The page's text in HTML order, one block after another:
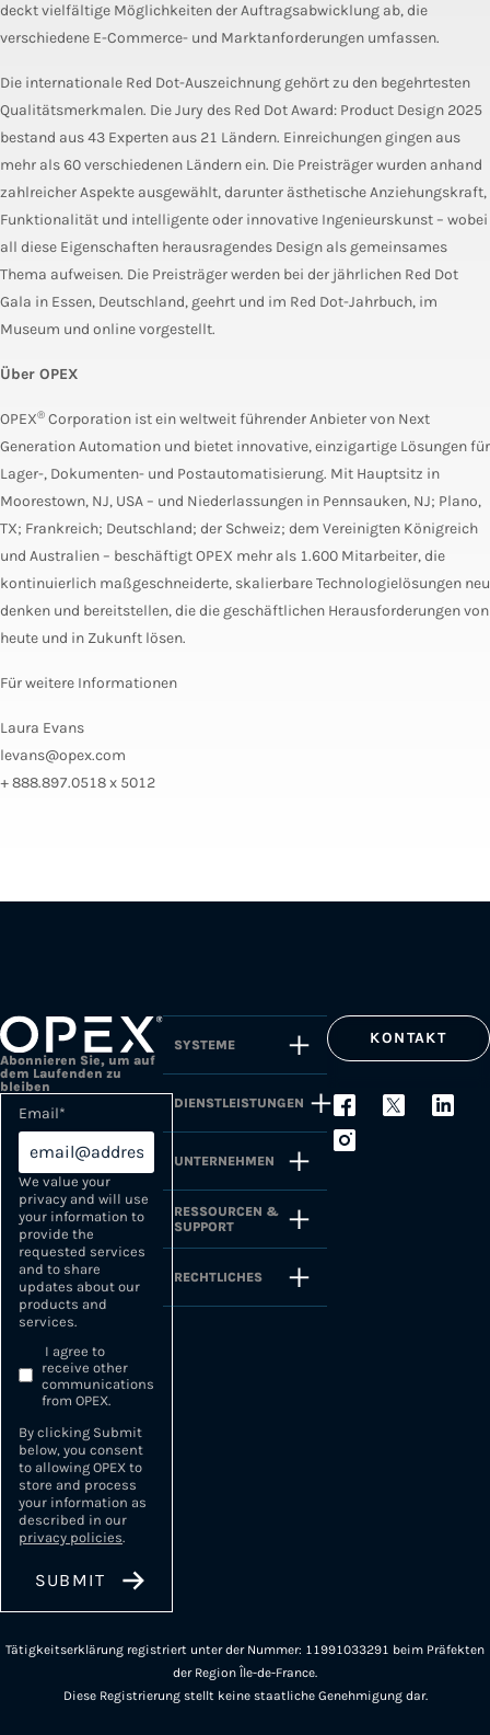
deckt vielfältige Möglichkeiten der Auftragsabwicklung ab, die
verschiedene E-Commerce- und Marktanforderungen umfassen.
Die internationale Red Dot-Auszeichnung gehört zu den begehrtesten
Qualitätsmerkmalen. Die Jury des Red Dot Award: Product Design 2025
bestand aus 43 Experten aus 21 Ländern. Einreichungen gingen aus
mehr als 60 verschiedenen Ländern ein. Die Preisträger wurden anhand
zahlreicher Aspekte ausgewählt, darunter ästhetische Anziehungskraft,
Funktionalität und intelligente oder innovative Ingenieurskunst – wobei
all diese Eigenschaften herausragendes Design als gemeinsames
Thema aufweisen. Die Preisträger werden bei der jährlichen Red Dot
Gala in Essen, Deutschland, geehrt und im Red Dot-Jahrbuch, im
Museum und online vorgestellt.
Über OPEX
OPEX® Corporation ist ein weltweit führender Anbieter von Next
Generation Automation und bietet innovative, einzigartige Lösungen für
Lager-, Dokumenten- und Postautomatisierung. Mit Hauptsitz in
Moorestown, NJ, USA – und Niederlassungen in Pennsauken, NJ; Plano,
TX; Frankreich; Deutschland; der Schweiz; dem Vereinigten Königreich
und Australien – beschäftigt OPEX mehr als 1.600 Mitarbeiter, die
kontinuierlich maßgeschneiderte, skalierbare Technologielösungen neu
denken und bereitstellen, die die geschäftlichen Herausforderungen von
heute und in Zukunft lösen.
Für weitere Informationen
Laura Evans
levans@opex.com
+ 888.897.0518 x 5012
Abonnieren Sie, um auf
dem Laufenden zu
bleiben
Email*
We value your
privacy and will use
your information to
provide the
requested services
and to share
updates about our
products and
services.
I agree to
receive other
communications
from OPEX.
By clicking Submit
below, you consent
to allowing OPEX to
store and process
your information as
described in our
privacy policies.
SYSTEME
DIENSTLEISTUNGEN
UNTERNEHMEN
RESSOURCEN &
SUPPORT
RECHTLICHES
KONTAKT
Tätigkeitserklärung registriert unter der Nummer: 11991033291 beim Präfekten
der Region Île-de-France.
Diese Registrierung stellt keine staatliche Genehmigung dar.